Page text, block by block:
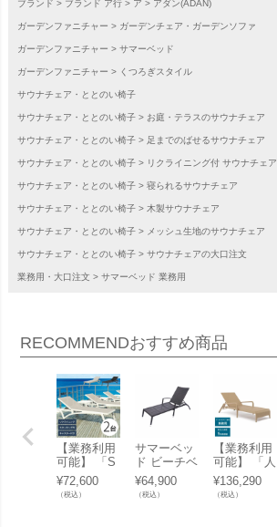
ブランド ブランド ア行 ア アダン(ADAN)
ガーデンファニチャー ガーデンチェア・ガーデンソファ
ガーデンファニチャー サマーベッド
ガーデンファニチャー くつろぎスタイル
サウナチェア・ととのい椅子
サウナチェア・ととのい椅子 お庭・テラスのサウナチェア
サウナチェア・ととのい椅子 足までのばせるサウナチェア
サウナチェア・ととのい椅子 リクライニング付 サウナチェア
サウナチェア・ととのい椅子 寝られるサウナチェア
サウナチェア・ととのい椅子 木製サウナチェア
サウナチェア・ととのい椅子 メッシュ生地のサウナチェア
サウナチェア・ととのい椅子 サウナチェアの大口注文
業務用・大口注文 サマーベッド 業務用
RECOMMENDおすすめ商品
【業務利用
可能】 「S
E PACIFIC
エスイー パ
シフィック
¥72,600
（税込）
サマーベッ
ド ビーチベ
ッド 「TF
リクライニ
ングサンラ
¥64,900
（税込）
【業務利用
可能】 「人
工ラタン サ
ンラウンジ
ャー BLM-1
¥136,290
（税込）